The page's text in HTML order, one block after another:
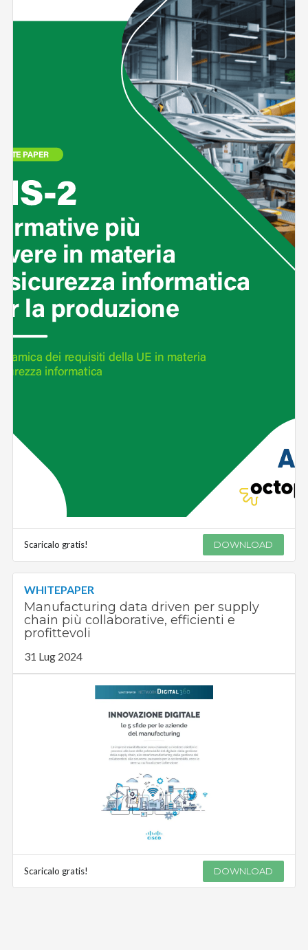
Scaricalo gratis! DOWNLOAD
WHITEPAPER
Manufacturing data driven per supply
chain più collaborative, efficienti e
profittevoli
31 Lug 2024
Scaricalo gratis! DOWNLOAD